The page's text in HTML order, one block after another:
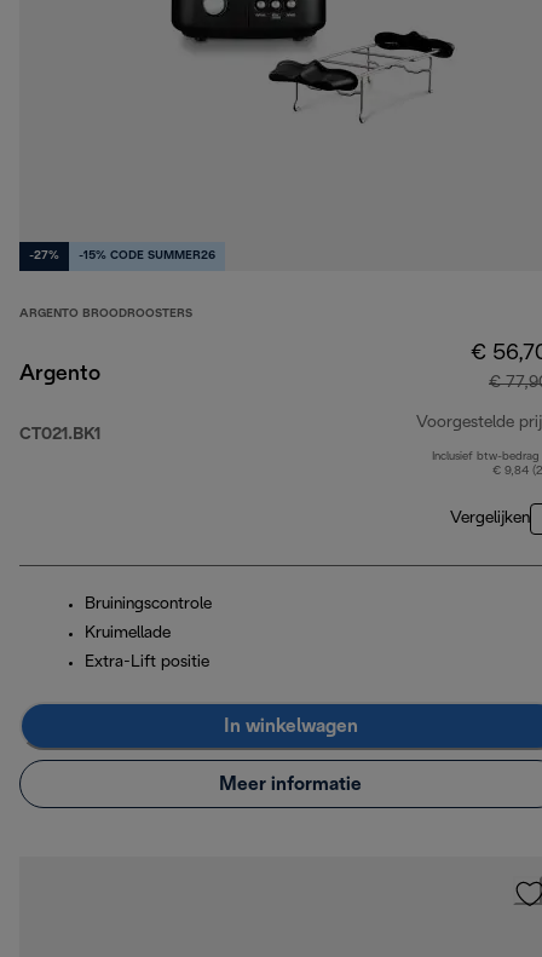
-27% -15% CODE SUMMER26
ARGENTO BROODROOSTERS
Argento
CT021.BK1
€
€
Voorgestelde
Inclusief btw-bedrag
€ 9,84
Vergelijken
Bruiningscontrole
Kruimellade
Extra-Lift positie
In winkelwagen
Meer informatie